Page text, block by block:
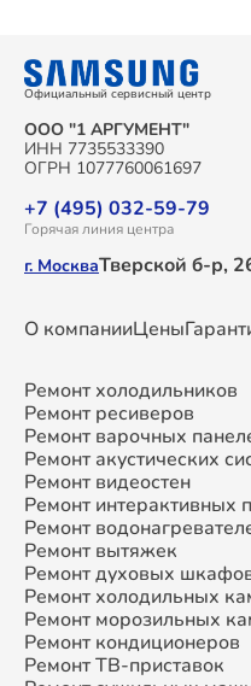
Официальный сервисный центр
ООО "1 АРГУМЕНТ"
ИНН 7735533390
ОГРН 1077760061697
+7 (495) 032-59-79
Горячая линия центра
г. МоскваТверской б-р,
О компанииЦены
Ремонт холодильников
Ремонт ресиверов
Ремонт варочных
Ремонт акустических
Ремонт видеостен
Ремонт интерактивных
Ремонт
Ремонт вытяжек
Ремонт духовых
Ремонт холодильных
Ремонт морозильных
Ремонт кондиционеров
Ремонт ТВ-приставок